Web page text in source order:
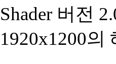
Shader 버전
1920x1200